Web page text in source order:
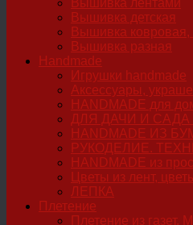
Вышивка лентами
Вышивка детская
Вышивка
Вышивка разная
Handmade
Игрушки handmade
Аксессуары,
HANDMADE для
ДЛЯ ДАЧИ И САДА
HANDMADE ИЗ
РУКОДЕЛИЕ.
HANDMADE из
Цветы из лент,
ЛЕПКА
Плетение
Плетение из газет.